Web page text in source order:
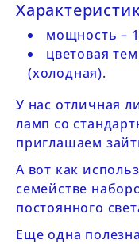
мощность –
цветовая
(холодная).
У нас отличная
ламп со
приглашаем
А вот как
семействе
постоянного
Еще одна